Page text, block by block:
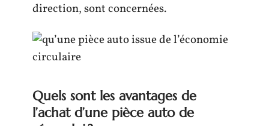
direction, sont concernées.
Quels sont les avantages de
l’achat d’une pièce auto de